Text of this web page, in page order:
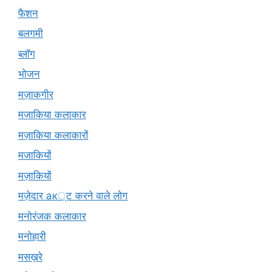
फैशन
बलगमी
ब्लॉग
भोजन
मज़ाकगीर
मजाकिया कलाकार
मज़ाकिया कलाकारों
मजाकियों
मज़ाकियों
मज़ेदार ак्ट करने वाले लोग
मनोरंजक कलाकार
मनोहारी
मसख़रे